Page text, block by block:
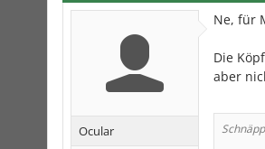
Ocular
Ne, für
Die
aber